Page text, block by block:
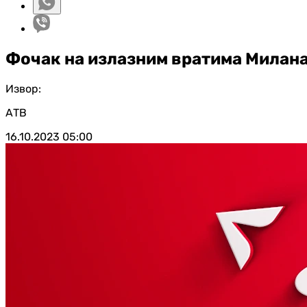
Фочак на излазним вратима
Извор:
АТВ
16.10.2023 05:00